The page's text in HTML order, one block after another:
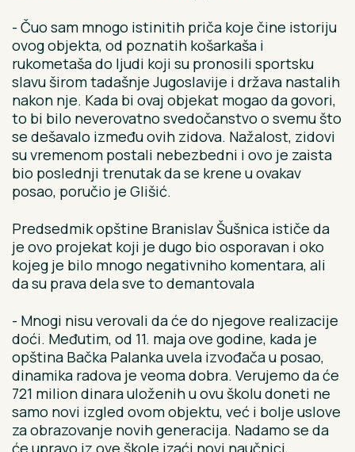
- Čuo sam mnogo istinitih priča koje čine istoriju
ovog objekta, od poznatih košarkaša i
rukometaša do ljudi koji su pronosili sportsku
slavu širom tadašnje Jugoslavije i država nastalih
nakon nje. Kada bi ovaj objekat mogao da govori,
to bi bilo neverovatno svedočanstvo o svemu što
se dešavalo između ovih zidova. Nažalost, zidovi
su vremenom postali nebezbedni i ovo je zaista
bio poslednji trenutak da se krene u ovakav
posao, poručio je Glišić.
Predsedmik opštine Branislav Šušnica ističe da
je ovo projekat koji je dugo bio osporavan i oko
kojeg je bilo mnogo negativniho komentara, ali
da su prava dela sve to demantovala
- Mnogi nisu verovali da će do njegove realizacije
doći. Međutim, od 11. maja ove godine, kada je
opština Bačka Palanka uvela izvođača u posao,
dinamika radova je veoma dobra. Verujemo da će
721 milion dinara uloženih u ovu školu doneti ne
samo novi izgled ovom objektu, već i bolje uslove
za obrazovanje novih generacija. Nadamo se da
će upravo iz ove škole izaći novi naučnici,